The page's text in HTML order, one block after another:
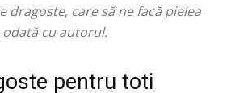
dragoste, care să ne facă pielea
cu autorul.
pentru toti